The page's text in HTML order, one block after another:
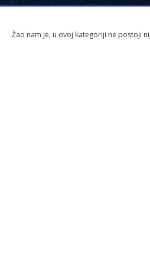
Žao nam je, u ovoj kategoriji ne postoji